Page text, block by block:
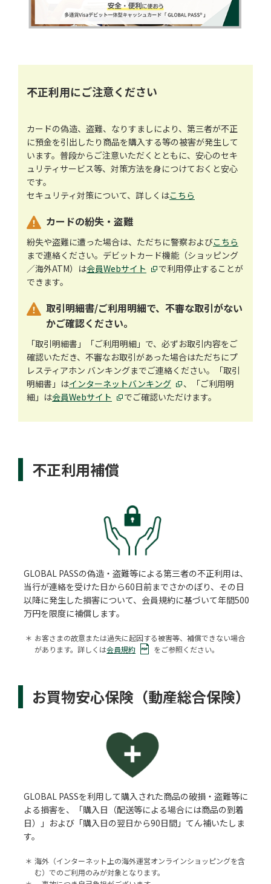
不正利用にご注意ください
カードの偽造、盗難、なりすましにより、第三者が不正
に預金を引出したり商品を購入する等の被害が発生して
います。普段からご注意いただくとともに、安心のセキ
ュリティサービス等、対策方法を身につけておくと安心
です。
セキュリティ対策について、詳しくはこちら
カードの紛失・盗難
紛失や盗難に遭った場合は、ただちに警察およびこちら
まで連絡ください。デビットカード機能（ショッピング
／海外ATM）は会員Webサイト
で利用停止することが
できます。
取引明細書/ご利用明細で、不審な取引がない
かご確認ください。
「取引明細書」「ご利用明細」で、必ずお取引内容をご
確認いただき、不審なお取引があった場合はただちにプ
レスティアホン バンキングまでご連絡ください。「取引
明細書」はインターネットバンキング
、「ご利用明
細」は会員Webサイト でご確認いただけます。
不正利用補償
GLOBAL PASSの偽造・盗難等による第三者の不正利用は、
当行が連絡を受けた日から60日前までさかのぼり、その日
以降に発生した損害について、会員規約に基づいて年間500
万円を限度に補償します。
＊ お客さまの故意または過失に起因する被害等、補償できない場合
があります。詳しくは会員規約 をご参照ください。
お買物安心保険（動産総合保険）
GLOBAL PASSを利用して購入された商品の破損・盗難等に
よる損害を、「購入日（配送等による場合には商品の到着
日）」および「購入日の翌日から90日間」てん補いたしま
す。
＊ 海外（インターネット上の海外運営オンラインショッピングを含
む）でのご利用のみが対象となります。